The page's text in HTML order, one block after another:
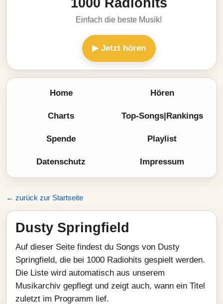
Einfach die beste Musik!
▶ Jetzt hören
Home Hören
Charts Top-Songs|Rankings
Spende Playlist
Datenschutz Impressum
← zurück zur Startseite
Dusty Springfield
Auf dieser Seite findest du Songs von Dusty
Springfield, die bei 1000 Radiohits gespielt werden.
Die Liste wird automatisch aus unserem
Musikarchiv gepflegt und zeigt auch, wann ein Titel
zuletzt im Programm lief.